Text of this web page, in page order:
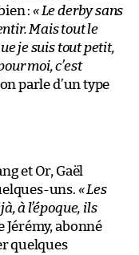
: « Le derby sans
Mais tout le
je suis tout petit,
moi, c’est
parle d’un type
et Or, Gaël
uns. « Les
à l’époque, ils
Jérémy, abonné
quelques